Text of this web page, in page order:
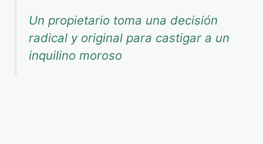
Un propietario toma una decisión
radical y original para castigar a un
inquilino moroso